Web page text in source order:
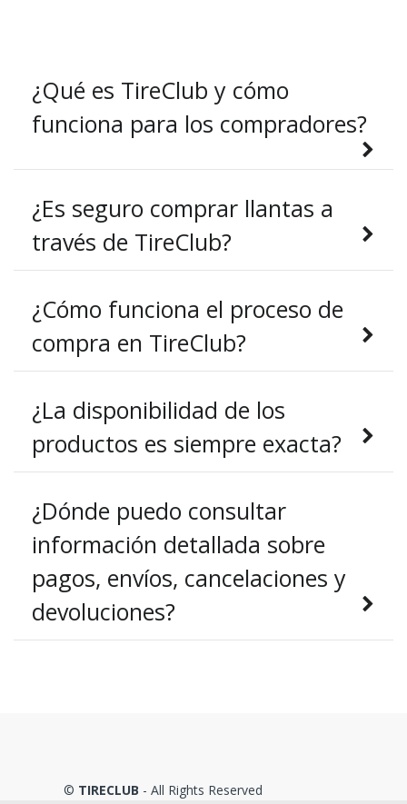
¿Qué es TireClub y cómo
funciona para los compradores?
¿Es seguro comprar llantas a
través de TireClub?
¿Cómo funciona el proceso de
compra en TireClub?
¿La disponibilidad de los
productos es siempre exacta?
¿Dónde puedo consultar
información detallada sobre
pagos, envíos, cancelaciones y
devoluciones?
© TIRECLUB - All Rights Reserved